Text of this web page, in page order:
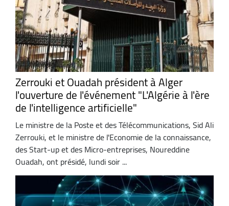
Zerrouki et Ouadah président à Alger
l'ouverture de l'événement "L'Algérie à l'ère
de l'intelligence artificielle"
Le ministre de la Poste et des Télécommunications, Sid Ali
Zerrouki, et le ministre de l'Economie de la connaissance,
des Start-up et des Micro-entreprises, Noureddine
Ouadah, ont présidé, lundi soir ...